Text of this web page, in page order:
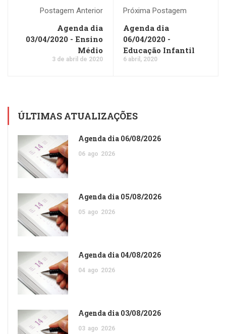
Postagem Anterior
Agenda dia
03/04/2020 - Ensino
Médio
3 de abril de 2020
Próxima Postagem
Agenda dia
06/04/2020 -
Educação Infantil
6 abril, 2020
ÚLTIMAS ATUALIZAÇÕES
Agenda dia 06/08/2026
06 ago 2026
Agenda dia 05/08/2026
05 ago 2026
Agenda dia 04/08/2026
04 ago 2026
Agenda dia 03/08/2026
03 ago 2026